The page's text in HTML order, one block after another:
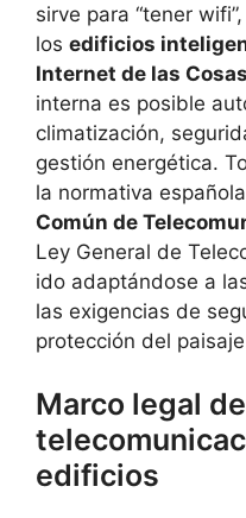
sirve para “tener
los edificios
Internet de las
interna es posible
climatización,
gestión energética.
la normativa
Común de
Ley General de
ido adaptándose a
las exigencias de
protección del
Marco legal
edificios